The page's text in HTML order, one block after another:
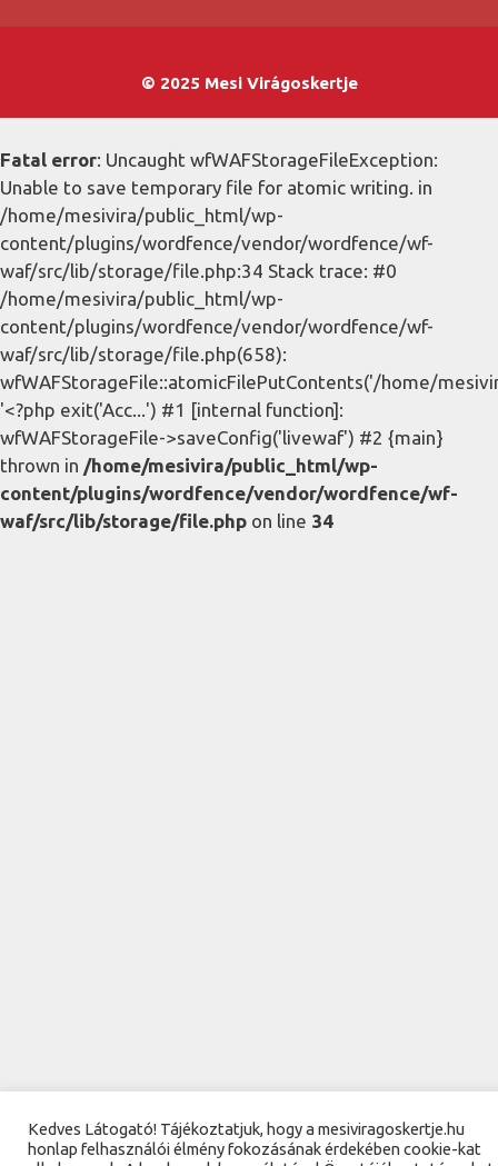
© 2025 Mesi Virágoskertje
Kedves Látogató! Tájékoztatjuk, hogy a mesiviragoskertje.hu
honlap felhasználói élmény fokozásának érdekében cookie-kat
Fatal error: Uncaught wfWAFStorageFileException:
Unable to save temporary file for atomic writing. in
/home/mesivira/public_html/wp-
content/plugins/wordfence/vendor/wordfence/wf-
waf/src/lib/storage/file.php:34 Stack trace: #0
/home/mesivira/public_html/wp-
content/plugins/wordfence/vendor/wordfence/wf-
waf/src/lib/storage/file.php(658):
wfWAFStorageFile::atomicFilePutContents('/home/
'<?php exit('Acc...') #1 [internal function]:
wfWAFStorageFile->saveConfig('livewaf') #2 {main}
thrown in /home/mesivira/public_html/wp-
content/plugins/wordfence/vendor/wordfence/wf-
waf/src/lib/storage/file.php on line 34